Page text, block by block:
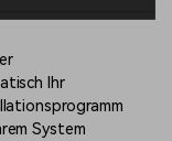
Ihr
System